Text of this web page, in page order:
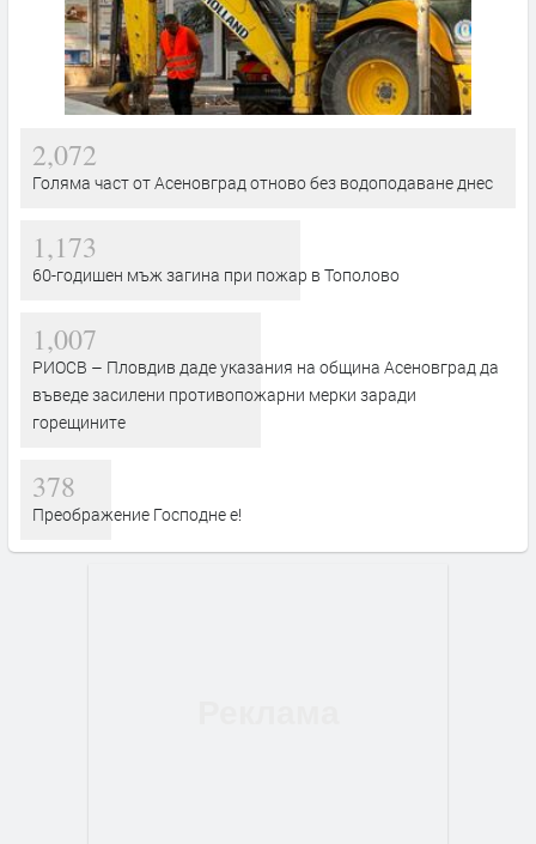
2,072
Голяма част от Асеновград отново без водоподаване днес
1,173
60-годишен мъж загина при пожар в Тополово
1,007
РИОСВ – Пловдив даде указания на община Асеновград да
въведе засилени противопожарни мерки заради
горещините
378
Преображение Господне е!